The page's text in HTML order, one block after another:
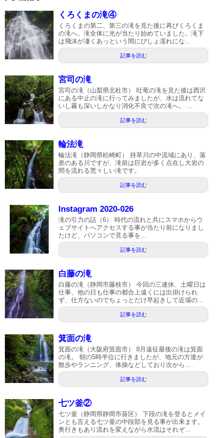
くろくまの滝④
くろくまの第二、第三の滝を見た後に再びくろくま
の滝へ。滝全体に光が当たり始めていました。滝下
は飛沫が凄くあっという間にびしょ濡れにな...
記事を読む
宮司の滝
宮司の滝（山梨県北杜市） 吐竜の滝を見た後は西沢
にある中止の滝に行ってみましたが、水は流れてな
いし霧も深いしかなり消化不良で次の滝へ。 ...
記事を読む
輪法滝
輪法滝（静岡県松崎町） 持草川の中流域にあり、落
差のある川ですが、滝前は巨岩が多く点在し大岩の
間を流れる荒々しい滝です。
記事を読む
Instagram 2020-026
滝の引力の話（6） 時代の流れと共にスマホからウ
ェブサイトへアクセスする事が当たり前になりまし
たけど、パソコンで見る事を...
記事を読む
白藤の滝
白藤の滝（静岡市藤枝市） 今回の三連休、土曜日は
仕事、他の日も仕事の都合上遠くには出掛けられ
ず、仕方ないのでちょっとだけ早起きして近場の...
記事を読む
箕面の滝
箕面の滝（大阪府箕面市） 8月遠征最後の滝は箕面
の滝。 朝の5時半位に行きましたが、地元の方達が
散歩やランニング、体操などしており次から...
記事を読む
七ツ釜②
七ツ釜（静岡県静岡市葵区） 下段の滝を登るとメイ
ンとも言える七ツ釜の中段部を見る事が出来ます。
奥行きもあり流れを変えながら水流はそれぞ...